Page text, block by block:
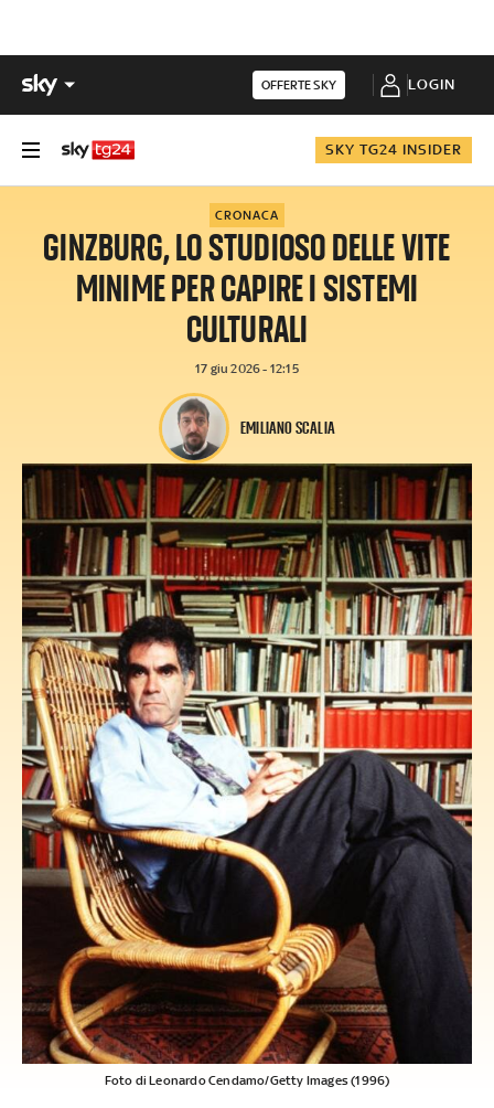
OFFERTE SKY LOGIN
SKY TG24 INSIDER
CRONACA
GINZBURG, LO STUDIOSO DELLE VITE
MINIME PER CAPIRE I SISTEMI
CULTURALI
17 giu 2026 - 12:15
EMILIANO SCALIA
Foto di Leonardo Cendamo/Getty Images (1996)